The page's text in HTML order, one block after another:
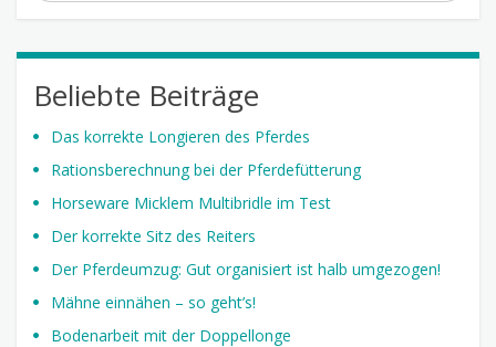
Beliebte Beiträge
Das korrekte Longieren des Pferdes
Rationsberechnung bei der Pferdefütterung
Horseware Micklem Multibridle im Test
Der korrekte Sitz des Reiters
Der Pferdeumzug: Gut organisiert ist halb umgezogen!
Mähne einnähen – so geht’s!
Bodenarbeit mit der Doppellonge